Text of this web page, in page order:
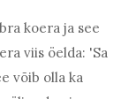
koera ja see
viis öelda: 'Sa
võib olla ka